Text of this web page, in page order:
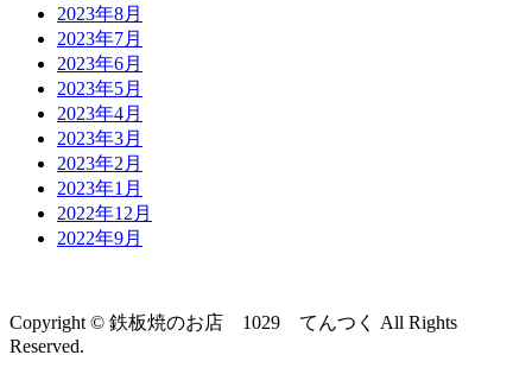
2023年8月
2023年7月
2023年6月
2023年5月
2023年4月
2023年3月
2023年2月
2023年1月
2022年12月
2022年9月
Copyright © 鉄板焼のお店 1029 てんつく All Rights
Reserved.